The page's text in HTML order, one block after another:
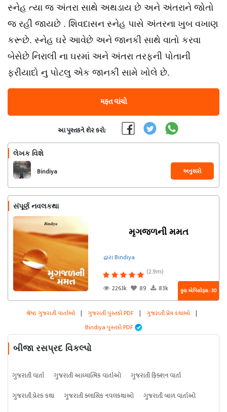
સ્નેહ ત્યા જ અંતરા સાથે અથડાય છે અને અંતરાને જોતો
જ રહી જાયછે . શિવદાસન સ્નેહ પાસે અંતરના ખુબ વખાણ
કરૂછે. સ્નેહ ઘરે આવેછે અને જાનકી સાથે વાતો કરવા
બેસેછે નિરાલી ના ઘરમાં અને અંતરા તરફની પોતાની
ફરીયાદો નુ પોટલુ એક જાનકી સામે ખોલે છે.
મફત વાંચો
આ પુસ્તકને શેર કરો:
લેખક વિશે
Bindiya અનુસરો
સંપૂર્ણ નવલકથા
મૃગજળની મમત
દ્વારા Bindiya
(2.9m)
226.1k
89 83k કુલ એપિસોડ્સ : 30
શ્રેષ્ઠ ગુજરાતી વાર્તાઓ | ગુજરાતી પુસ્તકો PDF | ગુજરાતી પ્રેમ કથાઓ |
Bindiya પુસ્તકો PDF
બીજા રસપ્રદ વિકલ્પો
ગુજરાતી વાર્તા ગુજરાતી આધ્યાત્મિક વાર્તાઓ
ગુજરાતી ફિક્શન વાર્તા
ગુજરાતી પ્રેરક કથા
ગુજરાતી ક્લાસિક નવલકથાઓ
ગુજરાતી બાળ વાર્તાઓ